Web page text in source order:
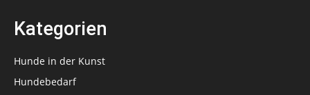
Kategorien
Hunde in der Kunst
Hundebedarf